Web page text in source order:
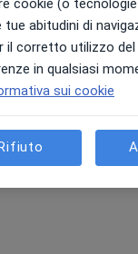
Lun,
10 Ago 11 Ago
disponibili!
abitudini di
il corretto utilizzo
in qualsiasi
sui cookie